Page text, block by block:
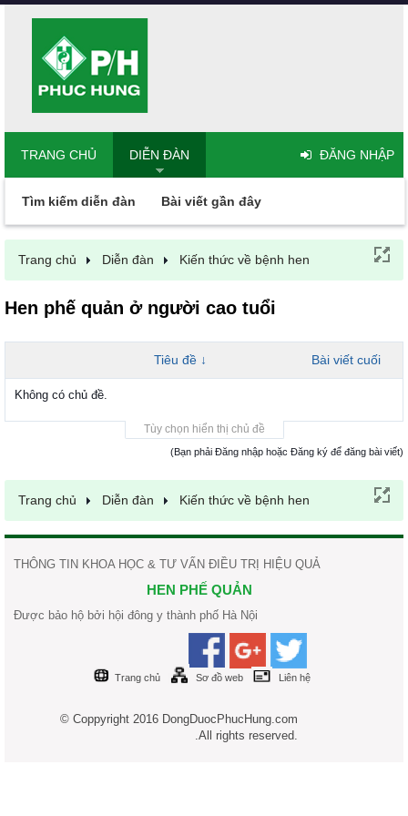
Trang chủ Diễn đàn Kiến thức về bệnh hen
Hen phế quản ở người cao tuổi
Tiêu đề ↓ Bài viết cuối
Không có chủ đề.
Tùy chọn hiển thị chủ đề
(Bạn phải Đăng nhập hoặc Đăng ký để đăng bài viết)
Trang chủ Diễn đàn Kiến thức về bệnh hen
TRANG CHỦ DIỄN ĐÀN
Tìm kiếm diễn đàn Bài viết gần đây
ĐĂNG NHẬP
THÔNG TIN KHOA HỌC & TƯ VẤN ĐIỀU TRỊ HIỆU QUẢ
HEN PHẾ QUẢN
Được bảo hộ bởi hội đông y thành phố Hà Nội
Trang chủ Sơ đồ web Liên hệ
© Coppyright 2016 DongDuocPhucHung.com
.All rights reserved.